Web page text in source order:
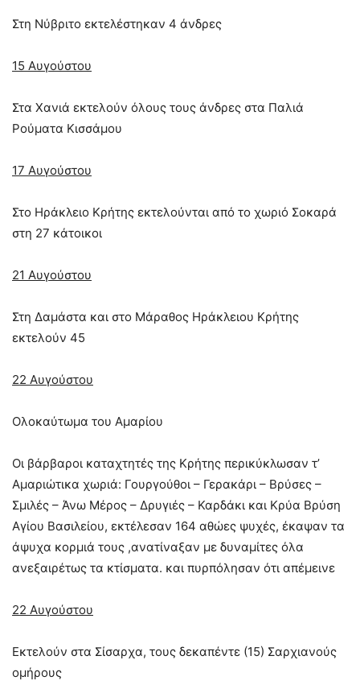
Στη Νύβριτο εκτελέστηκαν 4 άνδρες
15 Αυγούστου
Στα Χανιά εκτελούν όλους τους άνδρες στα Παλιά
Ρούµατα Κισσάµου
17 Αυγούστου
Στο Ηράκλειο Κρήτης εκτελούνται από το χωριό Σοκαρά
στη 27 κάτοικοι
21 Αυγούστου
Στη Δαµάστα και στο Μάραθος Ηράκλειου Κρήτης
εκτελούν 45
22 Αυγούστου
Ολοκαύτωμα του Αμαρίου
Οι βάρβαροι καταχτητές της Κρήτης περικύκλωσαν τ’
Αμαριώτικα χωριά: Γουργούθοι – Γερακάρι – Βρύσες –
Σμιλές – Άνω Μέρος – Δρυγιές – Καρδάκι και Κρύα Βρύση
Αγίου Βασιλείου, εκτέλεσαν 164 αθώες ψυχές, έκαψαν τα
άψυχα κορμιά τους ,ανατίναξαν με δυναμίτες όλα
ανεξαιρέτως τα κτίσματα. και πυρπόλησαν ότι απέμεινε
22 Αυγούστου
Εκτελούν στα Σίσαρχα, τους δεκαπέντε (15) Σαρχιανούς
ομήρους